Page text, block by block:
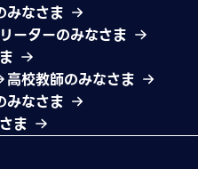
みなさま
ーターのみなさま
高校教師のみなさま
みなさま
ま